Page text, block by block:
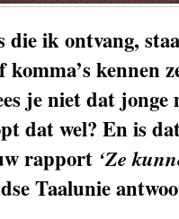
die ik ontvang,
kennen
je niet dat jonge
dat wel? En is
rapport ‘Ze
Taalunie